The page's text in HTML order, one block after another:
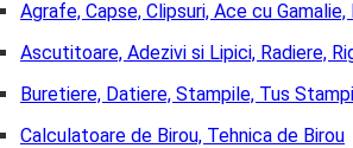
Agrafe, Capse, Clipsuri, Ace cu
Ascutitoare, Adezivi si Lipici, Radiere,
Buretiere, Datiere, Stampile, Tus
Calculatoare de Birou, Tehnica de Birou